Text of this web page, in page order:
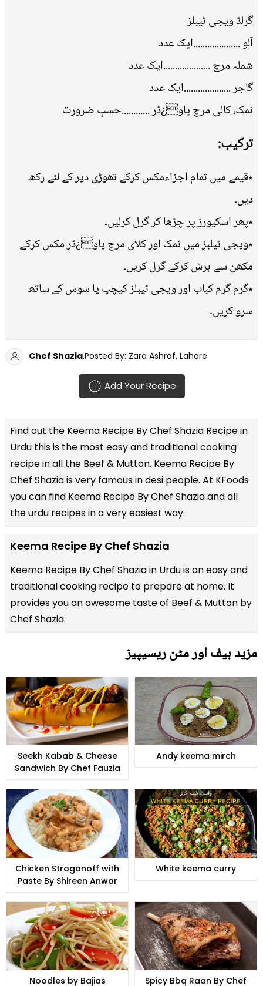
گرلڈ ویجی ٹیبلز
آلو ....................ایک عدد
شملہ مرچ ....................ایک عدد
گاجر ....................ایک عدد
نمک، کالی مرچ پاو¿ڈر ............حسبِ ضرورت
ترکیب:
٭قیمے میں تمام اجزاءمکس کرکے تھوڑی دیر کے لئے رکھ
دیں۔
٭پھر اسکیورز پر چڑھا کر گرل کرلیں۔
٭ویجی ٹیلبز میں نمک اور کلای مرچ پاو¿ڈر مکس کرکے
مکھن سے برش کرکے گرل کریں۔
٭گرم گرم کباب اور ویجی ٹیبلز کیچپ یا سوس کے ساتھ
سرو کریں۔
Chef Shazia,Posted By: Zara Ashraf, Lahore
Add Your Recipe
Find out the Keema Recipe By Chef Shazia Recipe in
Urdu this is the most easy and traditional cooking
recipe in all the Beef & Mutton. Keema Recipe By
Chef Shazia is very famous in desi people. At KFoods
you can find Keema Recipe By Chef Shazia and all
theurdu recipesin a very easiest way.
Keema Recipe By Chef Shazia
Keema Recipe By Chef Shazia in Urdu is an easy and
traditional cooking recipe to prepare at home. It
provides you an awesome taste of Beef & Mutton by
Chef Shazia.
مزید بیف اور مٹن ریسیپیز
Seekh Kabab & Cheese
Sandwich By Chef Fauzia
Andy keema mirch
Chicken Stroganoff with
Paste By Shireen Anwar
White keema curry
Noodles by Bajias Spicy Bbq Raan By Chef